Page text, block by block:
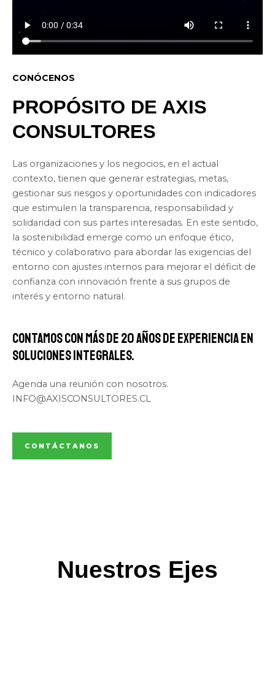
CONÓCENOS
PROPÓSITO DE AXIS
CONSULTORES
Las organizaciones y los negocios, en el actual
contexto, tienen que generar estrategias, metas,
gestionar sus riesgos y oportunidades con indicadores
que estimulen la transparencia, responsabilidad y
solidaridad con sus partes interesadas. En este sentido,
la sostenibilidad emerge como un enfoque ético,
técnico y colaborativo para abordar las exigencias del
entorno con ajustes internos para mejorar el déficit de
confianza con innovación frente a sus grupos de
interés y entorno natural.
Contamos con más de 20 años de experiencia en
soluciones integrales.
Agenda una reunión con nosotros.
INFO@AXISCONSULTORES.CL
CONTÁCTANOS
Nuestros Ejes